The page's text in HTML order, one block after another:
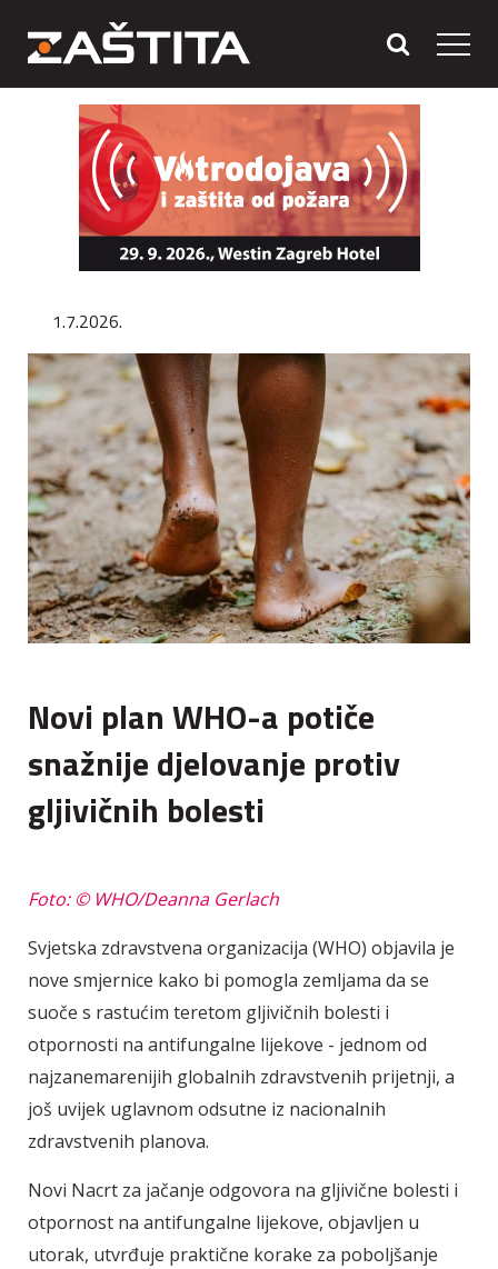
1.7.2026.
Novi plan WHO-a potiče
snažnije djelovanje protiv
gljivičnih bolesti
Foto: © WHO/Deanna Gerlach
Svjetska zdravstvena organizacija (WHO) objavila je
nove smjernice kako bi pomogla zemljama da se
suoče s rastućim teretom gljivičnih bolesti i
otpornosti na antifungalne lijekove - jednom od
najzanemarenijih globalnih zdravstvenih prijetnji, a
još uvijek uglavnom odsutne iz nacionalnih
zdravstvenih planova.
Novi Nacrt za jačanje odgovora na gljivične bolesti i
otpornost na antifungalne lijekove, objavljen u
utorak, utvrđuje praktične korake za poboljšanje